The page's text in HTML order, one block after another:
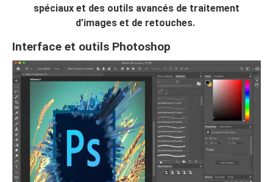
spéciaux et des outils avancés de traitement
d’images et de retouches.
Interface et outils Photoshop